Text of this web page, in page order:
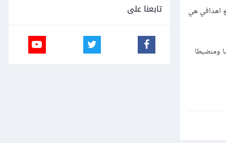
اهدافي هي
ومنضبطا
تابعنا على